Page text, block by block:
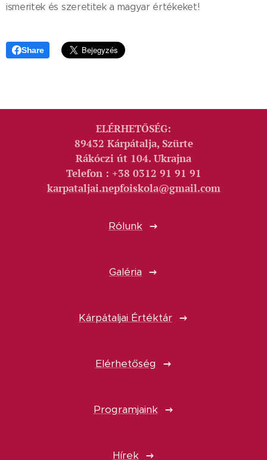
ismeritek és szeretitek a magyar értékeket! 🇭🇺✨
Share
ELÉRHETŐSÉG:
89432 Kárpátalja, Szürte
Rákóczi út 104. Ukrajna
Telefon : +38 0312 91 91 91
karpataljai.nepfoiskola@gmail.com
Rólunk
Galéria
Kárpátaljai Értéktár
Elérhetőség
Programjaink
Hírek